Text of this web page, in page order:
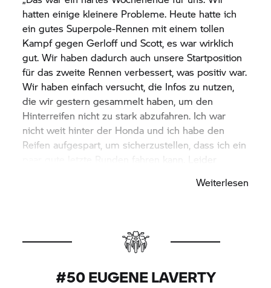
hatten einige kleinere Probleme. Heute hatte ich
ein gutes Superpole-Rennen mit einem tollen
Kampf gegen Gerloff und Scott, es war wirklich
gut. Wir haben dadurch auch unsere Startposition
für das zweite Rennen verbessert, was positiv war.
Wir haben einfach versucht, die Infos zu nutzen,
die wir gestern gesammelt haben, um den
Hinterreifen nicht zu stark abzufahren. Ich war
nicht weit hinter der Honda und ich habe den
Reifen aufgespart, um sicherzustellen, dass ich ein
paar gute letzte Runden fahren kann. Leider
mit meiner Hinterradbremse, die für zwei Runden
entsperrt und ich konnte das Tempo wieder
aufnehmen. Es war nicht leicht. Ich bin etwas
hinter zwei anderen Fahrern und habe in diesen
Weiterlesen
#50 EUGENE LAVERTY